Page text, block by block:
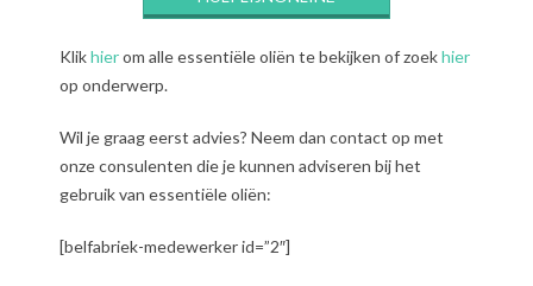
Klikhierom alle essentiële oliën te bekijken of zoekhier
op onderwerp.
Wil je graag eerst advies? Neem dan contact op met
onze consulenten die je kunnen adviseren bij het
gebruik van essentiële oliën:
[belfabriek-medewerker id=”2″]